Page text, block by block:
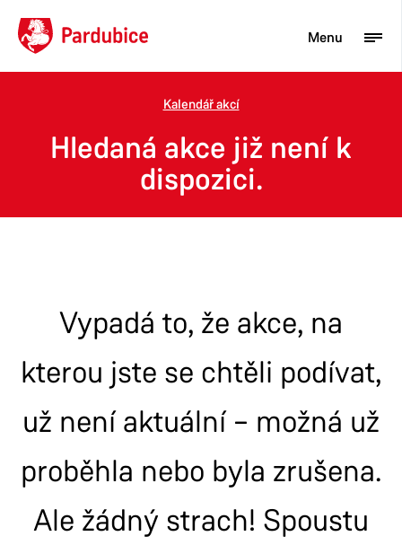
Turista
Aktuality
Kalendář akcí
Hledaná akce již není k
dispozici.
Vypadá to, že akce, na
kterou jste se chtěli podívat,
už není aktuální – možná už
proběhla nebo byla zrušena.
Ale žádný strach! Spoustu
Menu